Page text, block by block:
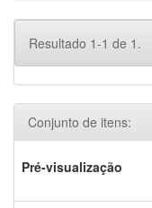
Resultado 1-1 de 1.
Conjunto de itens:
Pré-visualização